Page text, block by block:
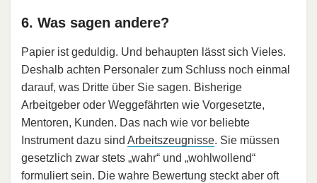
6. Was sagen andere?
Papier ist geduldig. Und behaupten lässt sich Vieles.
Deshalb achten Personaler zum Schluss noch einmal
darauf, was Dritte über Sie sagen. Bisherige
Arbeitgeber oder Weggefährten wie Vorgesetzte,
Mentoren, Kunden. Das nach wie vor beliebte
Instrument dazu sind Arbeitszeugnisse. Sie müssen
gesetzlich zwar stets „wahr“ und „wohlwollend“
formuliert sein. Die wahre Bewertung steckt aber oft